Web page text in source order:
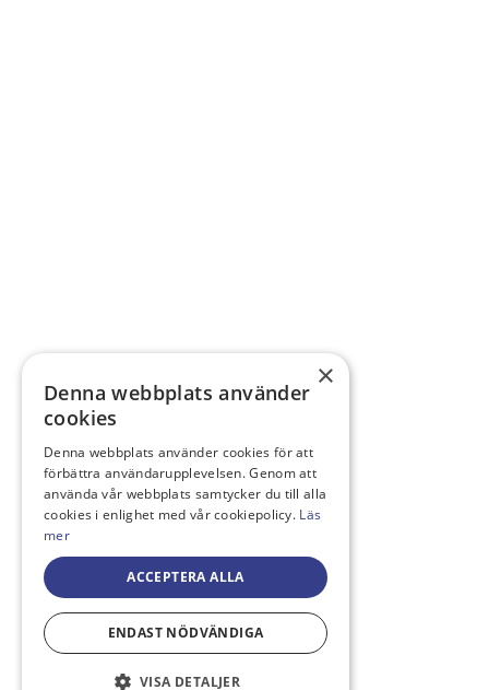
×
Denna webbplats använder
cookies
Denna webbplats använder cookies för att
förbättra användarupplevelsen. Genom att
använda vår webbplats samtycker du till alla
cookies i enlighet med vår cookiepolicy. Läs
mer
ACCEPTERA ALLA
ENDAST NÖDVÄNDIGA
VISA DETALJER